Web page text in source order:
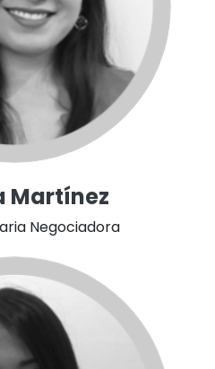
Martínez
Negociadora